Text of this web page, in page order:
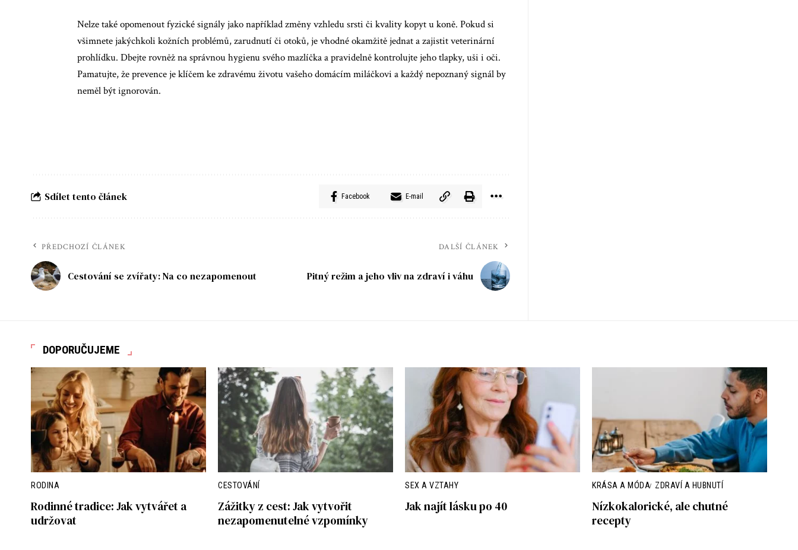
Nelze také opomenout fyzické signály jako například změny vzhledu srsti či kvality kopyt u koně. Pokud si
všimnete jakýchkoli kožních problémů, zarudnutí či otoků, je vhodné okamžitě jednat a zajistit veterinární
prohlídku. Dbejte rovněž na správnou hygienu svého mazlíčka a pravidelně kontrolujte jeho tlapky, uši i oči.
Pamatujte, že prevence je klíčem ke zdravému životu vašeho domácím miláčkovi a každý nepoznaný signál by
neměl být ignorován.
Sdílet tento článek Facebook E-mail
PŘEDCHOZÍ ČLÁNEK
Cestování se zvířaty: Na co nezapomenout
DALŠÍ ČLÁNEK
Pitný režim a jeho vliv na zdraví i váhu
DOPORUČUJEME
RODINA
Rodinné tradice: Jak vytvářet a
udržovat
CESTOVÁNÍ
Zážitky z cest: Jak vytvořit
nezapomenutelné vzpomínky
SEX A VZTAHY
Jak najít lásku po 40
KRÁSA A MÓDA ZDRAVÍ A HUBNUTÍ
Nízkokalorické, ale chutné
recepty